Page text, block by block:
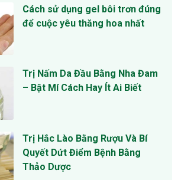
Cách sử dụng gel bôi trơn đúng
để cuộc yêu thăng hoa nhất
Trị Nấm Da Đầu Bằng Nha Đam
– Bật Mí Cách Hay Ít Ai Biết
Trị Hắc Lào Bằng Rượu Và Bí
Quyết Dứt Điểm Bệnh Bằng
Thảo Dược